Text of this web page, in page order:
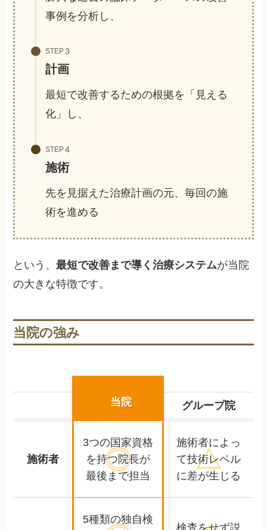
事例を分析し、
STEP
計画
最短で改善するための根拠を「見える
化」し、
STEP
施術
先を見据えた治療計画の元、毎回の施
術を進める
という、最短で改善まで導く治療システムが当院
の大きな特徴です。
当院の強み
当院 グループ院
施術者
3つの国家資格
を持つ 院長が
最後まで担当
施術者によっ
て技術レベル
に差が生じる
5種類の独自検